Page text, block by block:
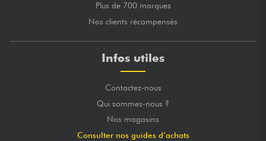
Plus de 700 marques
Nos clients récompensés
Infos utiles
Contactez-nous
Qui sommes-nous ?
Nos magasins
Consulter nos guides d’achats